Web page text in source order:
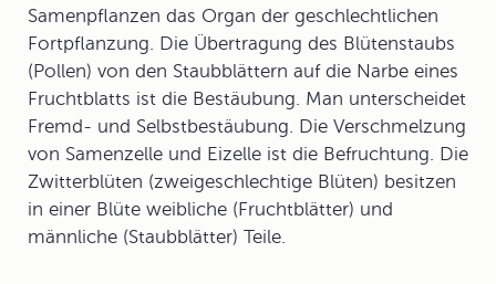
Samenpflanzen das Organ der geschlechtlichen
Fortpflanzung. Die Übertragung des Blütenstaubs
(Pollen) von den Staubblättern auf die Narbe eines
Fruchtblatts ist die Bestäubung. Man unterscheidet
Fremd- und Selbstbestäubung. Die Verschmelzung
von Samenzelle und Eizelle ist die Befruchtung. Die
Zwitterblüten (zweigeschlechtige Blüten) besitzen
in einer Blüte weibliche (Fruchtblätter) und
männliche (Staubblätter) Teile.